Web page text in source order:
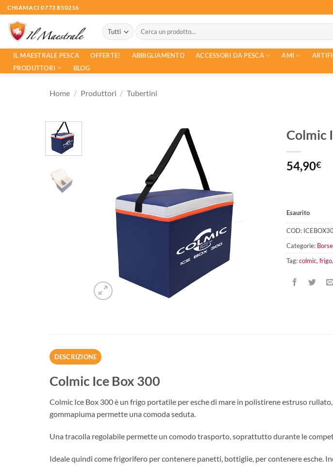
Salta
ai
contenuti
CHIAMACI 0773 850216
Cerca:
IL MAESTRALE PESCA OFFERTE! ABBIGLIAMENTO ACCESSORI DA PESCA AMI
PRODUTTORI
BLOG
Home / Produttori / Tubertini
Colmic
54,90€
Esaurito
COD:
Categorie:
Tag:colmic, frigo,
DESCRIZIONE
Colmic Ice Box 300
Colmic Ice Box 300 è un frigo portatile per esche di mare in polistirene estruso
gommapiuma permette una comoda seduta.
Una tracolla regolabile permette un comodo trasporto, soprattutto durante le
Ideale quindi come frigorifero per contenere panetti, bottiglie, per contenere esche.